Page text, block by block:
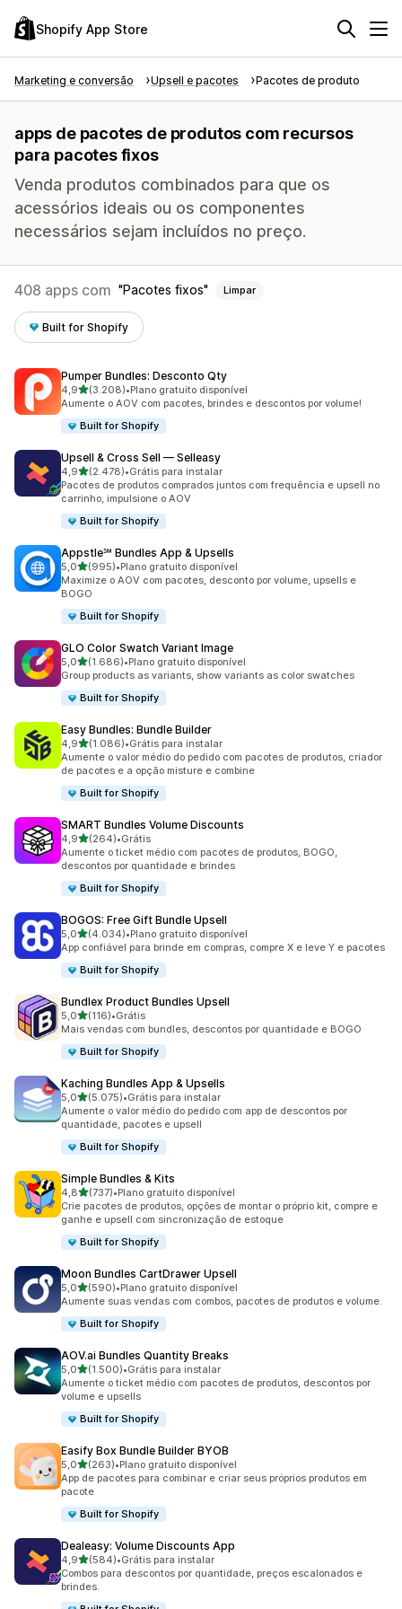
Shopify App Store
Marketing e conversão Upsell e pacotes Pacotes de produto
apps de pacotes de produtos com recursos
para pacotes fixos
Venda produtos combinados para que os
acessórios ideais ou os componentes
necessários sejam incluídos no preço.
408 apps com Pacotes fixos Limpar
Built for Shopify
Pumper Bundles: Desconto Qty
4,9de 5 estrelas
(3.208)
3208 avaliações ao todo
•Plano gratuito disponível
Aumente o AOV com pacotes, brindes e descontos por volume!
Built for Shopify
Upsell & Cross Sell — Selleasy
4,9de 5 estrelas
(2.478)
2478 avaliações ao todo
•Grátis para instalar
Pacotes de produtos comprados juntos com frequência e upsell no
carrinho, impulsione o AOV
Built for Shopify
Appstle℠ Bundles App & Upsells
5,0de 5 estrelas
(995)
995 avaliações ao todo
•Plano gratuito disponível
Maximize o AOV com pacotes, desconto por volume, upsells e
BOGO
Built for Shopify
GLO Color Swatch Variant Image
5,0de 5 estrelas
(1.686)
1686 avaliações ao todo
•Plano gratuito disponível
Group products as variants, show variants as color swatches
Built for Shopify
Easy Bundles: Bundle Builder
4,9de 5 estrelas
(1.086)
1086 avaliações ao todo
•Grátis para instalar
Aumente o valor médio do pedido com pacotes de produtos, criador
de pacotes e a opção misture e combine
Built for Shopify
SMART Bundles Volume Discounts
4,9de 5 estrelas
(264)
264 avaliações ao todo
•Grátis
Aumente o ticket médio com pacotes de produtos, BOGO,
descontos por quantidade e brindes
Built for Shopify
BOGOS: Free Gift Bundle Upsell
5,0de 5 estrelas
(4.034)
4034 avaliações ao todo
•Plano gratuito disponível
App confiável para brinde em compras, compre X e leve Y e pacotes
Built for Shopify
Bundlex Product Bundles Upsell
5,0de 5 estrelas
(116)
116 avaliações ao todo
•Grátis
Mais vendas com bundles, descontos por quantidade e BOGO
Built for Shopify
Kaching Bundles App & Upsells
5,0de 5 estrelas
(5.075)
5075 avaliações ao todo
•Grátis para instalar
Aumente o valor médio do pedido com app de descontos por
quantidade, pacotes e upsell
Built for Shopify
Simple Bundles & Kits
4,8de 5 estrelas
(737)
737 avaliações ao todo
•Plano gratuito disponível
Crie pacotes de produtos, opções de montar o próprio kit, compre e
ganhe e upsell com sincronização de estoque
Built for Shopify
Moon Bundles CartDrawer Upsell
5,0de 5 estrelas
(590)
590 avaliações ao todo
•Plano gratuito disponível
Aumente suas vendas com combos, pacotes de produtos e volume.
Built for Shopify
AOV.ai Bundles Quantity Breaks
5,0de 5 estrelas
(1.500)
1500 avaliações ao todo
•Grátis para instalar
Aumente o ticket médio com pacotes de produtos, descontos por
volume e upsells
Built for Shopify
Easify Box Bundle Builder BYOB
5,0de 5 estrelas
(263)
263 avaliações ao todo
•Plano gratuito disponível
App de pacotes para combinar e criar seus próprios produtos em
pacote
Built for Shopify
Dealeasy: Volume Discounts App
4,9de 5 estrelas
(584)
584 avaliações ao todo
•Grátis para instalar
Combos para descontos por quantidade, preços escalonados e
brindes.